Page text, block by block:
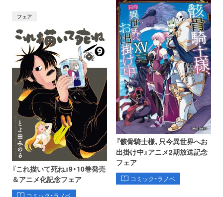
フェア
『これ描いて死ね』9・10巻発売
＆アニメ化記念フェア
『骸骨騎士様、只今異世界へお
出掛け中』アニメ2期放送記念
フェア
コミック・ラノベ